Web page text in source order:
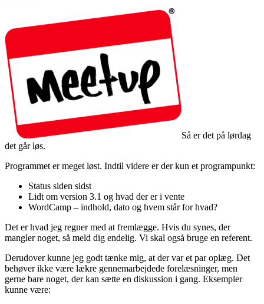
Så er det på lørdag
det går løs.
Programmet er meget løst. Indtil videre er der kun et programpunkt:
Status siden sidst
Lidt om version 3.1 og hvad der er i vente
WordCamp – indhold, dato og hvem står for hvad?
Det er hvad jeg regner med at fremlægge. Hvis du synes, der
mangler noget, så meld dig endelig. Vi skal også bruge en referent.
Derudover kunne jeg godt tænke mig, at der var et par oplæg. Det
behøver ikke være lækre gennemarbejdede forelæsninger, men
gerne bare noget, der kan sætte en diskussion i gang. Eksempler
kunne være: